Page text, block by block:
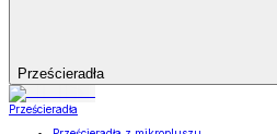
Prześcieradła
Prześcieradła